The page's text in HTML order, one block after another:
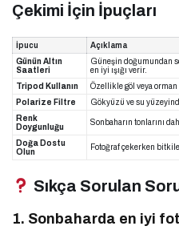
Çekimi İçin İpuçları
İpucu
Açıklama
Günün Altın
Saatleri
Güneşin doğumundan
en iyi ışığı verir.
Tripod Kullanın
Özellikle göl veya
Polarize Filtre
Gökyüzü ve su
Renk
Doygunluğu
Sonbaharın tonlarını
Doğa Dostu
Olun
Fotoğraf çekerken
Sıkça Sorulan
1. Sonbaharda en iyi